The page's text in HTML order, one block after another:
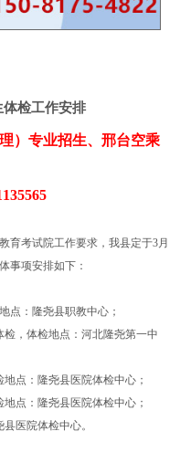
体检工作安排
）专业招生、邢台空乘
育考试院工作要求，我县定于3月
事项安排如下：
点：隆尧县职教中心；
，体检地点：河北隆尧第一中
点：隆尧县医院体检中心；
点：隆尧县医院体检中心；
医院体检中心。